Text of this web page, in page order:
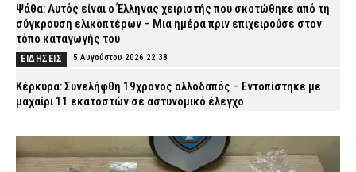
Ψάθα: Αυτός είναι ο Έλληνας χειριστής που σκοτώθηκε από τη
σύγκρουση ελικοπτέρων – Μια ημέρα πριν επιχειρούσε στον
τόπο καταγωγής του
ΕΙΔΗΣΕΙΣ 5 Αυγούστου 2026 22:38
Κέρκυρα: Συνελήφθη 19χρονος αλλοδαπός – Εντοπίστηκε με
μαχαίρι 11 εκατοστών σε αστυνομικό έλεγχο
Φωτιά στη Βοιωτία: Προς αναστολή λειτουργίας το αιολικό
πάρκο λόγω συνεχών βλαβών στο δίκτυο